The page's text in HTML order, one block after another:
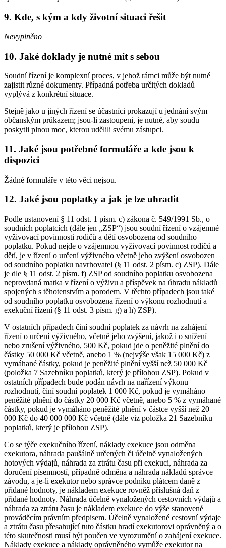
9. Kde, s kým a kdy životní situaci řešit
Nevyplněno
10. Jaké doklady je nutné mít s sebou
Soudní řízení je komplexní proces, v jehož rámci může být nutné
zajistit různé dokumenty. Případná potřeba určitých dokladů
vyplývá z konkrétní situace.
Stejně jako u jiných řízení se účastníci prokazují u jednání svým
občanským průkazem; jsou-li zastoupeni, je nutné, aby soudu
poskytli plnou moc, kterou udělili svému zástupci.
11. Jaké jsou potřebné formuláře a kde jsou k
dispozici
Žádné formuláře v této věci nejsou.
12. Jaké jsou poplatky a jak je lze uhradit
Podle ustanovení § 11 odst. 1 písm. c) zákona č. 549/1991 Sb., o
soudních poplatcích (dále jen „ZSP“) jsou soudní řízení o vzájemné
vyživovací povinnosti rodičů a dětí osvobozena od soudního
poplatku. Pokud nejde o vzájemnou vyživovací povinnost rodičů a
dětí, je v řízení o určení výživného včetně jeho zvýšení osvobozen
od soudního poplatku navrhovatel (§ 11 odst. 2 písm. c) ZSP). Dále
je dle § 11 odst. 2 písm. f) ZSP od soudního poplatku osvobozena
neprovdaná matka v řízení o výživu a příspěvek na úhradu nákladů
spojených s těhotenstvím a porodem. V těchto případech jsou také
od soudního poplatku osvobozena řízení o výkonu rozhodnutí a
exekuční řízení (§ 11 odst. 3 písm. g) a h) ZSP).
V ostatních případech činí soudní poplatek za návrh na zahájení
řízení o určení výživného, včetně jeho zvýšení, jakož i o snížení
nebo zrušení výživného, 500 Kč, pokud jde o peněžité plnění do
částky 50 000 Kč včetně, anebo 1 % (nejvýše však 15 000 Kč) z
vymáhané částky, pokud je peněžité plnění vyšší než 50 000 Kč
(položka 7 Sazebníku poplatků, který je přílohou ZSP). Pokud v
ostatních případech bude podán návrh na nařízení výkonu
rozhodnutí, činí soudní poplatek 1 000 Kč, pokud je vymáháno
peněžité plnění do částky 20 000 Kč včetně, anebo 5 % z vymáhané
částky, pokud je vymáháno peněžité plnění v částce vyšší než 20
000 Kč do 40 000 000 Kč včetně (dále viz položka 21 Sazebníku
poplatků, který je přílohou ZSP).
Co se týče exekučního řízení, náklady exekuce jsou odměna
exekutora, náhrada paušálně určených či účelně vynaložených
hotových výdajů, náhrada za ztrátu času při exekuci, náhrada za
doručení písemností, případně odměna a náhrada nákladů správce
závodu, a je-li exekutor nebo správce podniku plátcem daně z
přidané hodnoty, je nákladem exekuce rovněž příslušná daň z
přidané hodnoty. Náhrada účelně vynaložených cestovních výdajů a
náhrada za ztrátu času je nákladem exekuce do výše stanovené
prováděcím právním předpisem. Účelně vynaložené cestovní výdaje
a ztrátu času přesahující tuto částku hradí exekutorovi oprávněný a o
této skutečnosti musí být poučen ve vyrozumění o zahájení exekuce.
Náklady exekuce a náklady oprávněného vymůže exekutor na